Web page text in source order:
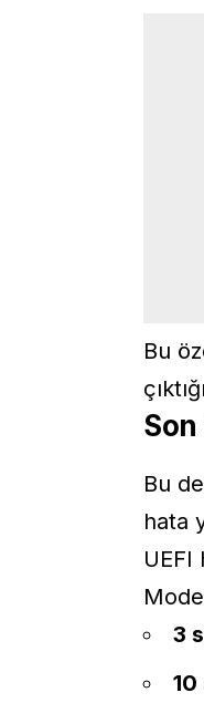
Bu
Son
Bu
hata
UEFI
3
10